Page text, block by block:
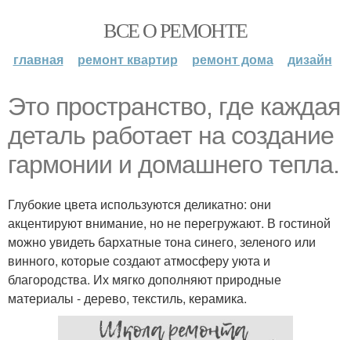
ВСЕ О РЕМОНТЕ
главная ремонт квартир ремонт дома дизайн
Это пространство, где каждая
деталь работает на создание
гармонии и домашнего тепла.
Глубокие цвета используются деликатно: они
акцентируют внимание, но не перегружают. В гостиной
можно увидеть бархатные тона синего, зеленого или
винного, которые создают атмосферу уюта и
благородства. Их мягко дополняют природные
материалы - дерево, текстиль, керамика.